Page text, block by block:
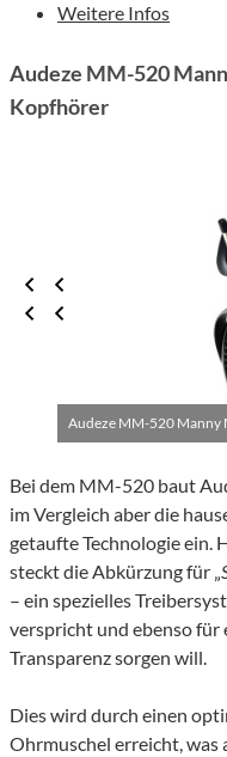
Weitere Infos
Audeze MM-520
Kopfhörer
Audeze MM-520 Manny
Bei dem MM-520 baut
im Vergleich aber die
getaufte Technologie ein.
steckt die Abkürzung für „
– ein spezielles
verspricht und ebenso für
Transparenz sorgen will.
Dies wird durch einen
Ohrmuschel erreicht, was